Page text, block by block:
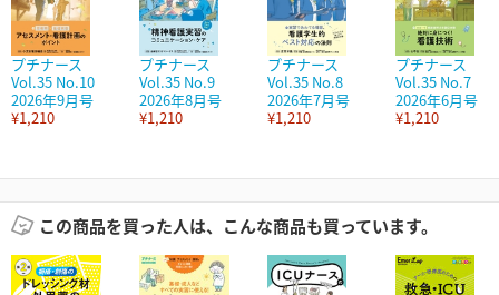
プチナース
Vol.35 No.10
2026年9月号
¥1,210
プチナース
Vol.35 No.9
2026年8月号
¥1,210
プチナース
Vol.35 No.8
2026年7月号
¥1,210
プチナース
Vol.35 No.7
2026年6月号
¥1,210
この商品を買った人は、こんな商品も買っています。